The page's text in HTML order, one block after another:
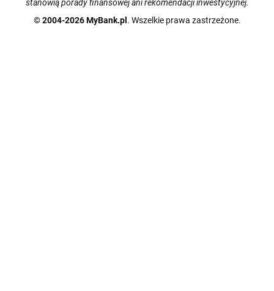
stanowią porady finansowej ani rekomendacji inwestycyjnej.
© 2004-2026 MyBank.pl . Wszelkie prawa zastrzeżone.